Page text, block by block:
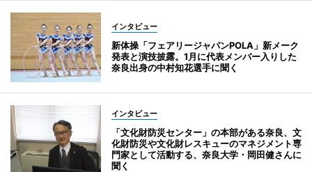
インタビュー
新体操「フェアリージャパンPOLA」新メーク
発表と演技披露。1月に代表メンバー入りした
奈良出身の中村知花選手に聞く
インタビュー
「文化財防災センター」の本部がある奈良、文
化財防災や文化財レスキューのマネジメント専
門家として活動する、奈良大学・岡田健さんに
聞く